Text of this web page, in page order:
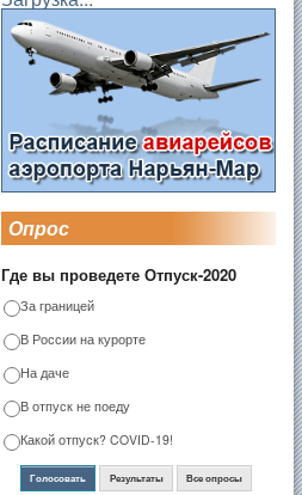
Опрос
Где вы проведете Отпуск-2020
За границей
В России на курорте
На даче
В отпуск не поеду
Какой отпуск? COVID-19!
Голосовать Результаты Все опросы